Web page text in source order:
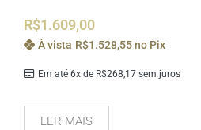
R$1.609,00
Em até 6x de R$268,17sem juros
À vista R$1.528,55 no Pix
LER MAIS